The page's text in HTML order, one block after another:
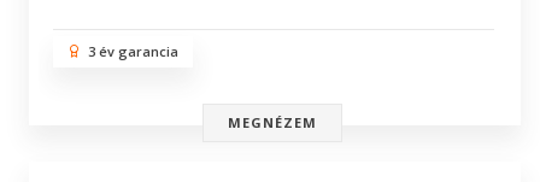
3 év garancia
MEGNÉZEM